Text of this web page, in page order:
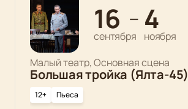
16
сентября
— 4
ноября
Малый театр, Основная сцена
Большая тройка (Ялта-45)
12+ Пьеса